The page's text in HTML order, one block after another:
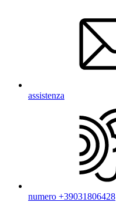
assistenza
numero +39031806428